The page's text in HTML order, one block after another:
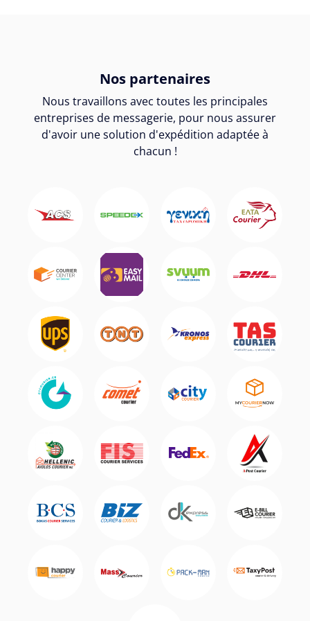
Nos partenaires
Nous travaillons avec toutes les principales
entreprises de messagerie, pour nous assurer
d'avoir une solution d'expédition adaptée à
chacun !